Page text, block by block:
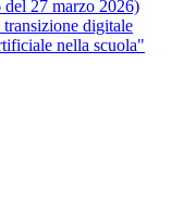
27 marzo 2026)
digitale
nella scuola"